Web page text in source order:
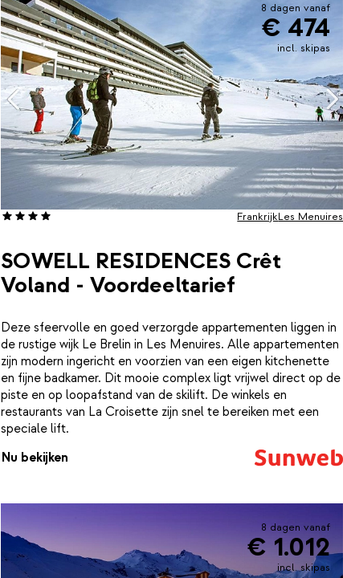
8 dagen vanaf
€ 474
incl. skipas
SOWELL RESIDENCES Crêt
Voland - Voordeeltarief
FrankrijkLes Menuires
Deze sfeervolle en goed verzorgde appartementen liggen in
de rustige wijk Le Brelin in Les Menuires. Alle appartementen
zijn modern ingericht en voorzien van een eigen kitchenette
en fijne badkamer. Dit mooie complex ligt vrijwel direct op de
piste en op loopafstand van de skilift. De winkels en
restaurants van La Croisette zijn snel te bereiken met een
speciale lift.
Nu bekijken
8 dagen vanaf
€ 1.012
incl. skipas